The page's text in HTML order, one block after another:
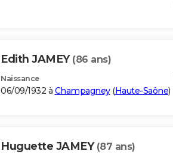
Edith JAMEY (86 ans)
Naissance
06/09/1932 à Champagney(Haute-Saône)
Huguette JAMEY (87 ans)